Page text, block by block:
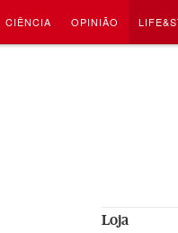
CIÊNCIA OPINIÃO
Loja